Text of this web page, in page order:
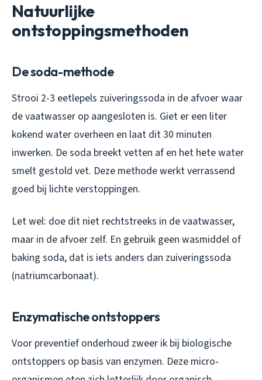
Natuurlijke
ontstoppingsmethoden
De soda-methode
Strooi 2-3 eetlepels zuiveringssoda in de afvoer waar
de vaatwasser op aangesloten is. Giet er een liter
kokend water overheen en laat dit 30 minuten
inwerken. De soda breekt vetten af en het hete water
smelt gestold vet. Deze methode werkt verrassend
goed bij lichte verstoppingen.
Let wel: doe dit niet rechtstreeks in de vaatwasser,
maar in de afvoer zelf. En gebruik geen wasmiddel of
baking soda, dat is iets anders dan zuiveringssoda
(natriumcarbonaat).
Enzymatische ontstoppers
Voor preventief onderhoud zweer ik bij biologische
ontstoppers op basis van enzymen. Deze micro-